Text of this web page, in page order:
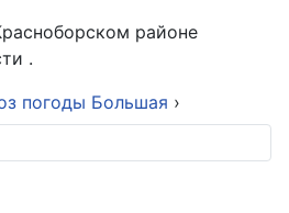
районе
.
погоды Большая ›